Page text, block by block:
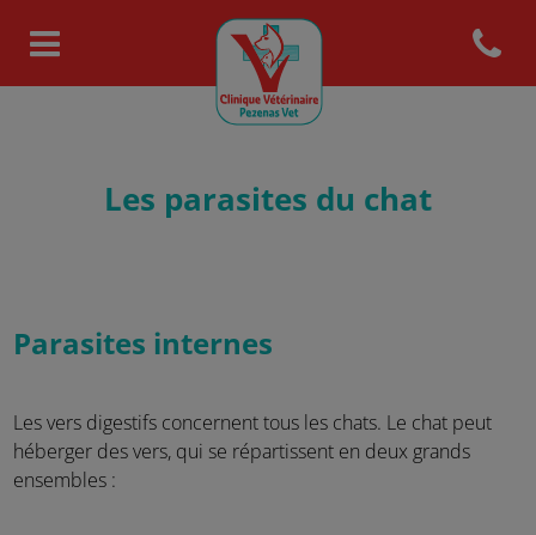
Page d'accueil de Pezenas Vet
Open
Les parasites du chat
Parasites internes
Les vers digestifs concernent tous les chats. Le chat peut
héberger des vers, qui se répartissent en deux grands
ensembles :